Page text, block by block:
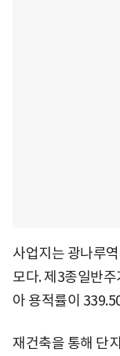
사업지는 광나루
모다. 제3종일반
아 용적률이
재건축을 통해 단